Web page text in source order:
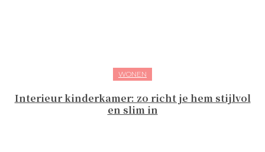
WONEN
Interieur kinderkamer: zo richt je hem stijlvol
en slim in